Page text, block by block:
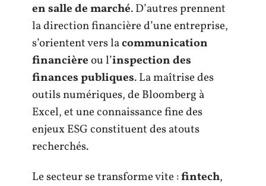
en salle de marché. D’autres prennent
la direction financière d’une entreprise,
s’orientent vers lacommunication
financièreou l’inspection des
finances publiques. La maîtrise des
outils numériques, de Bloomberg à
Excel, et une connaissance fine des
enjeux ESG constituent des atouts
recherchés.
Le secteur se transforme vite :fintech,